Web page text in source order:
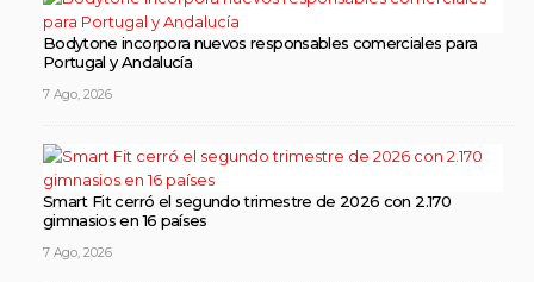
Bodytone incorpora nuevos responsables comerciales para
Portugal y Andalucía
7 Ago, 2026
Smart Fit cerró el segundo trimestre de 2026 con 2.170
gimnasios en 16 países
7 Ago, 2026